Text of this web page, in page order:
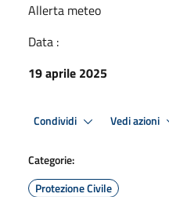
Allerta meteo
Data :
19 aprile 2025
Condividi Vedi azioni
Categorie:
Protezione Civile